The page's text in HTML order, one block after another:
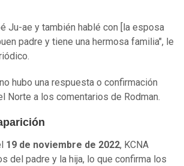
Ju-ae y también hablé con [la esposa
padre y tiene una hermosa familia", le
hubo una respuesta o confirmación
Norte a los comentarios de Rodman.
19 de noviembre de 2022, KCNA
del padre y la hija, lo que confirma los